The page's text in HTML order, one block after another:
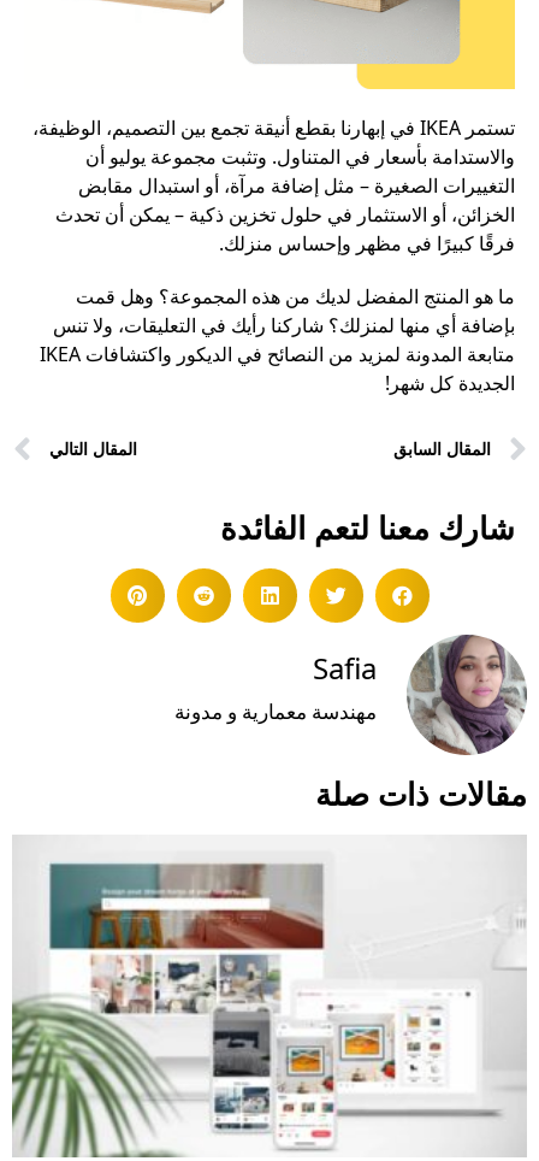
تستمر IKEA في إبهارنا بقطع أنيقة تجمع بين التصميم، الوظيفة،
والاستدامة بأسعار في المتناول. وتثبت مجموعة يوليو أن
التغييرات الصغيرة – مثل إضافة مرآة، أو استبدال مقابض
الخزائن، أو الاستثمار في حلول تخزين ذكية – يمكن أن تحدث
فرقًا كبيرًا في مظهر وإحساس منزلك.
ما هو المنتج المفضل لديك من هذه المجموعة؟ وهل قمت
بإضافة أي منها لمنزلك؟ شاركنا رأيك في التعليقات، ولا تنس
متابعة المدونة لمزيد من النصائح في الديكور واكتشافات IKEA
الجديدة كل شهر!
المقال السابق المقال التالي
شارك معنا لتعم الفائدة
Safia
مهندسة معمارية و مدونة
مقالات ذات صلة